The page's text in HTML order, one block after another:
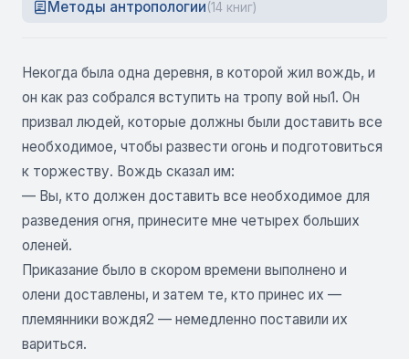
Методы антропологии(14 книг)
Некогда была одна деревня, в которой жил вождь, и
он как раз собрался вступить на тропу вой ны1. Он
призвал людей, которые должны были доставить все
необходимое, чтобы развести огонь и подготовиться
к торжеству. Вождь сказал им:
— Вы, кто должен доставить все необходимое для
разведения огня, принесите мне четырех больших
оленей.
Приказание было в скором времени выполнено и
олени доставлены, и затем те, кто принес их —
племянники вождя2 — немедленно поставили их
вариться.